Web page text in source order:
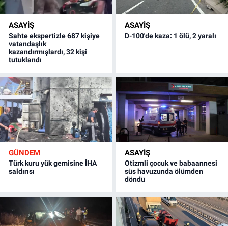
ASAYİŞ
Sahte ekspertizle 687 kişiye
vatandaşlık
kazandırmışlardı, 32 kişi
tutuklandı
ASAYİŞ
D-100'de kaza: 1 ölü, 2 yaralı
GÜNDEM
Türk kuru yük gemisine İHA
saldırısı
ASAYİŞ
Otizmli çocuk ve babaannesi
süs havuzunda ölümden
döndü